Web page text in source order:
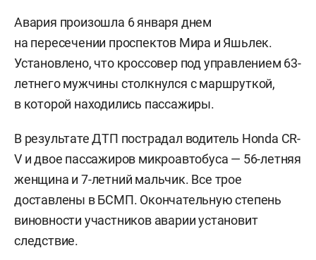
Авария произошла 6 января днем
на пересечении проспектов Мира и Яшьлек.
Установлено, что кроссовер под управлением 63-
летнего мужчины столкнулся с маршруткой,
в которой находились пассажиры.
В результате ДТП пострадал водитель Honda CR-
V и двое пассажиров микроавтобуса — 56-летняя
женщина и 7-летний мальчик. Все трое
доставлены в БСМП. Окончательную степень
виновности участников аварии установит
следствие.